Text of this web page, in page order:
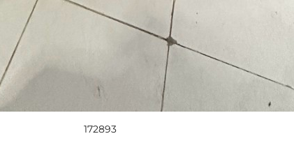
172893